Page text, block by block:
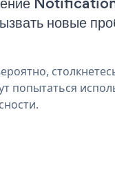
новые
попытаться